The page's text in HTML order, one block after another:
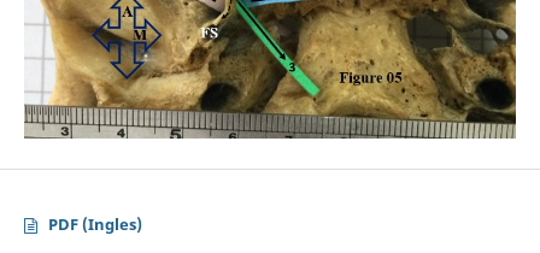
PDF (Ingles)